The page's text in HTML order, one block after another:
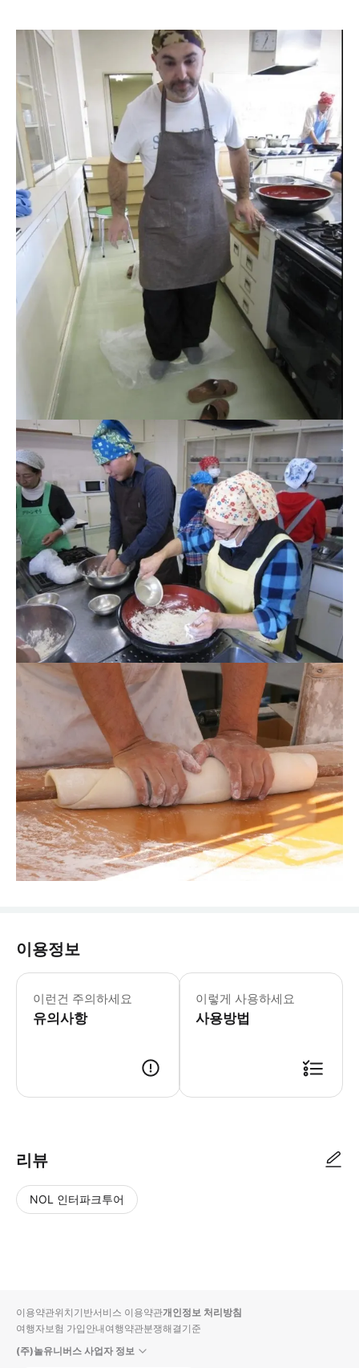
이용정보
이런건 주의하세요
유의사항
이렇게 사용하세요
사용방법
리뷰
NOL 인터파크투어
입니
다.
순
상
이용약관위치기반서비스 이용약관개인정보 처리방침
여행자보험 가입안내여행약관분쟁해결기준
(주)놀유니버스 사업자 정보